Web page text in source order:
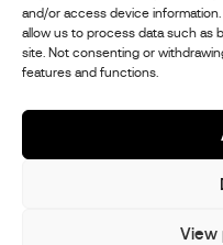
and/or access device
allow us to process data such as
site. Not consenting or
features and functions.
View
Distribuidores
Contacte con Nosotros
Información de reparación
All rights